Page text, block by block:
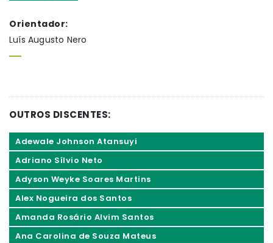
Orientador:
Luís Augusto Nero
OUTROS DISCENTES:
Adewale Johnson Atansuyi
Adriano Sílvio Neto
Adyson Weyke Soares Martins
Alex Nogueira dos Santos
Amanda Rosário Alvim Santos
Ana Carolina de Souza Mateus